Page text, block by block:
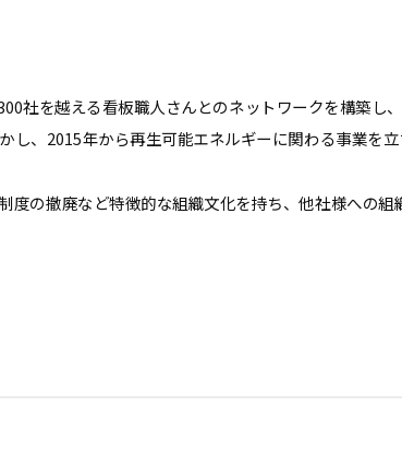
社を越える看板職人さんとのネットワークを構築し
し、2015年から再生可能エネルギーに関わる事業を立
度の撤廃など特徴的な組織文化を持ち、他社様への組